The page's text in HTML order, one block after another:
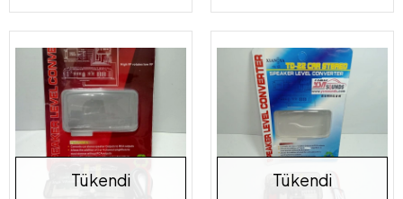
Tükendi Tükendi